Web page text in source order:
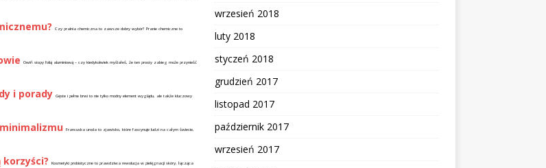
Czy pralnia chemiczna to zawsze dobry wybór? Pranie chemiczne to
Owiń stopy folią aluminiową – czy kiedykolwiek myślałeś, że ten prosty zabieg może przynieść
i porady Gęste i pełne brwi to nie tylko modny element wyglądu, ale także kluczowy
Francuska uroda to zjawisko, które fascynuje ludzi na całym świecie,
Kosmetyki probiotyczne to prawdziwa rewolucja w pielęgnacji skóry, łącząca
wrzesień 2018
luty 2018
styczeń 2018
grudzień 2017
listopad 2017
październik 2017
wrzesień 2017